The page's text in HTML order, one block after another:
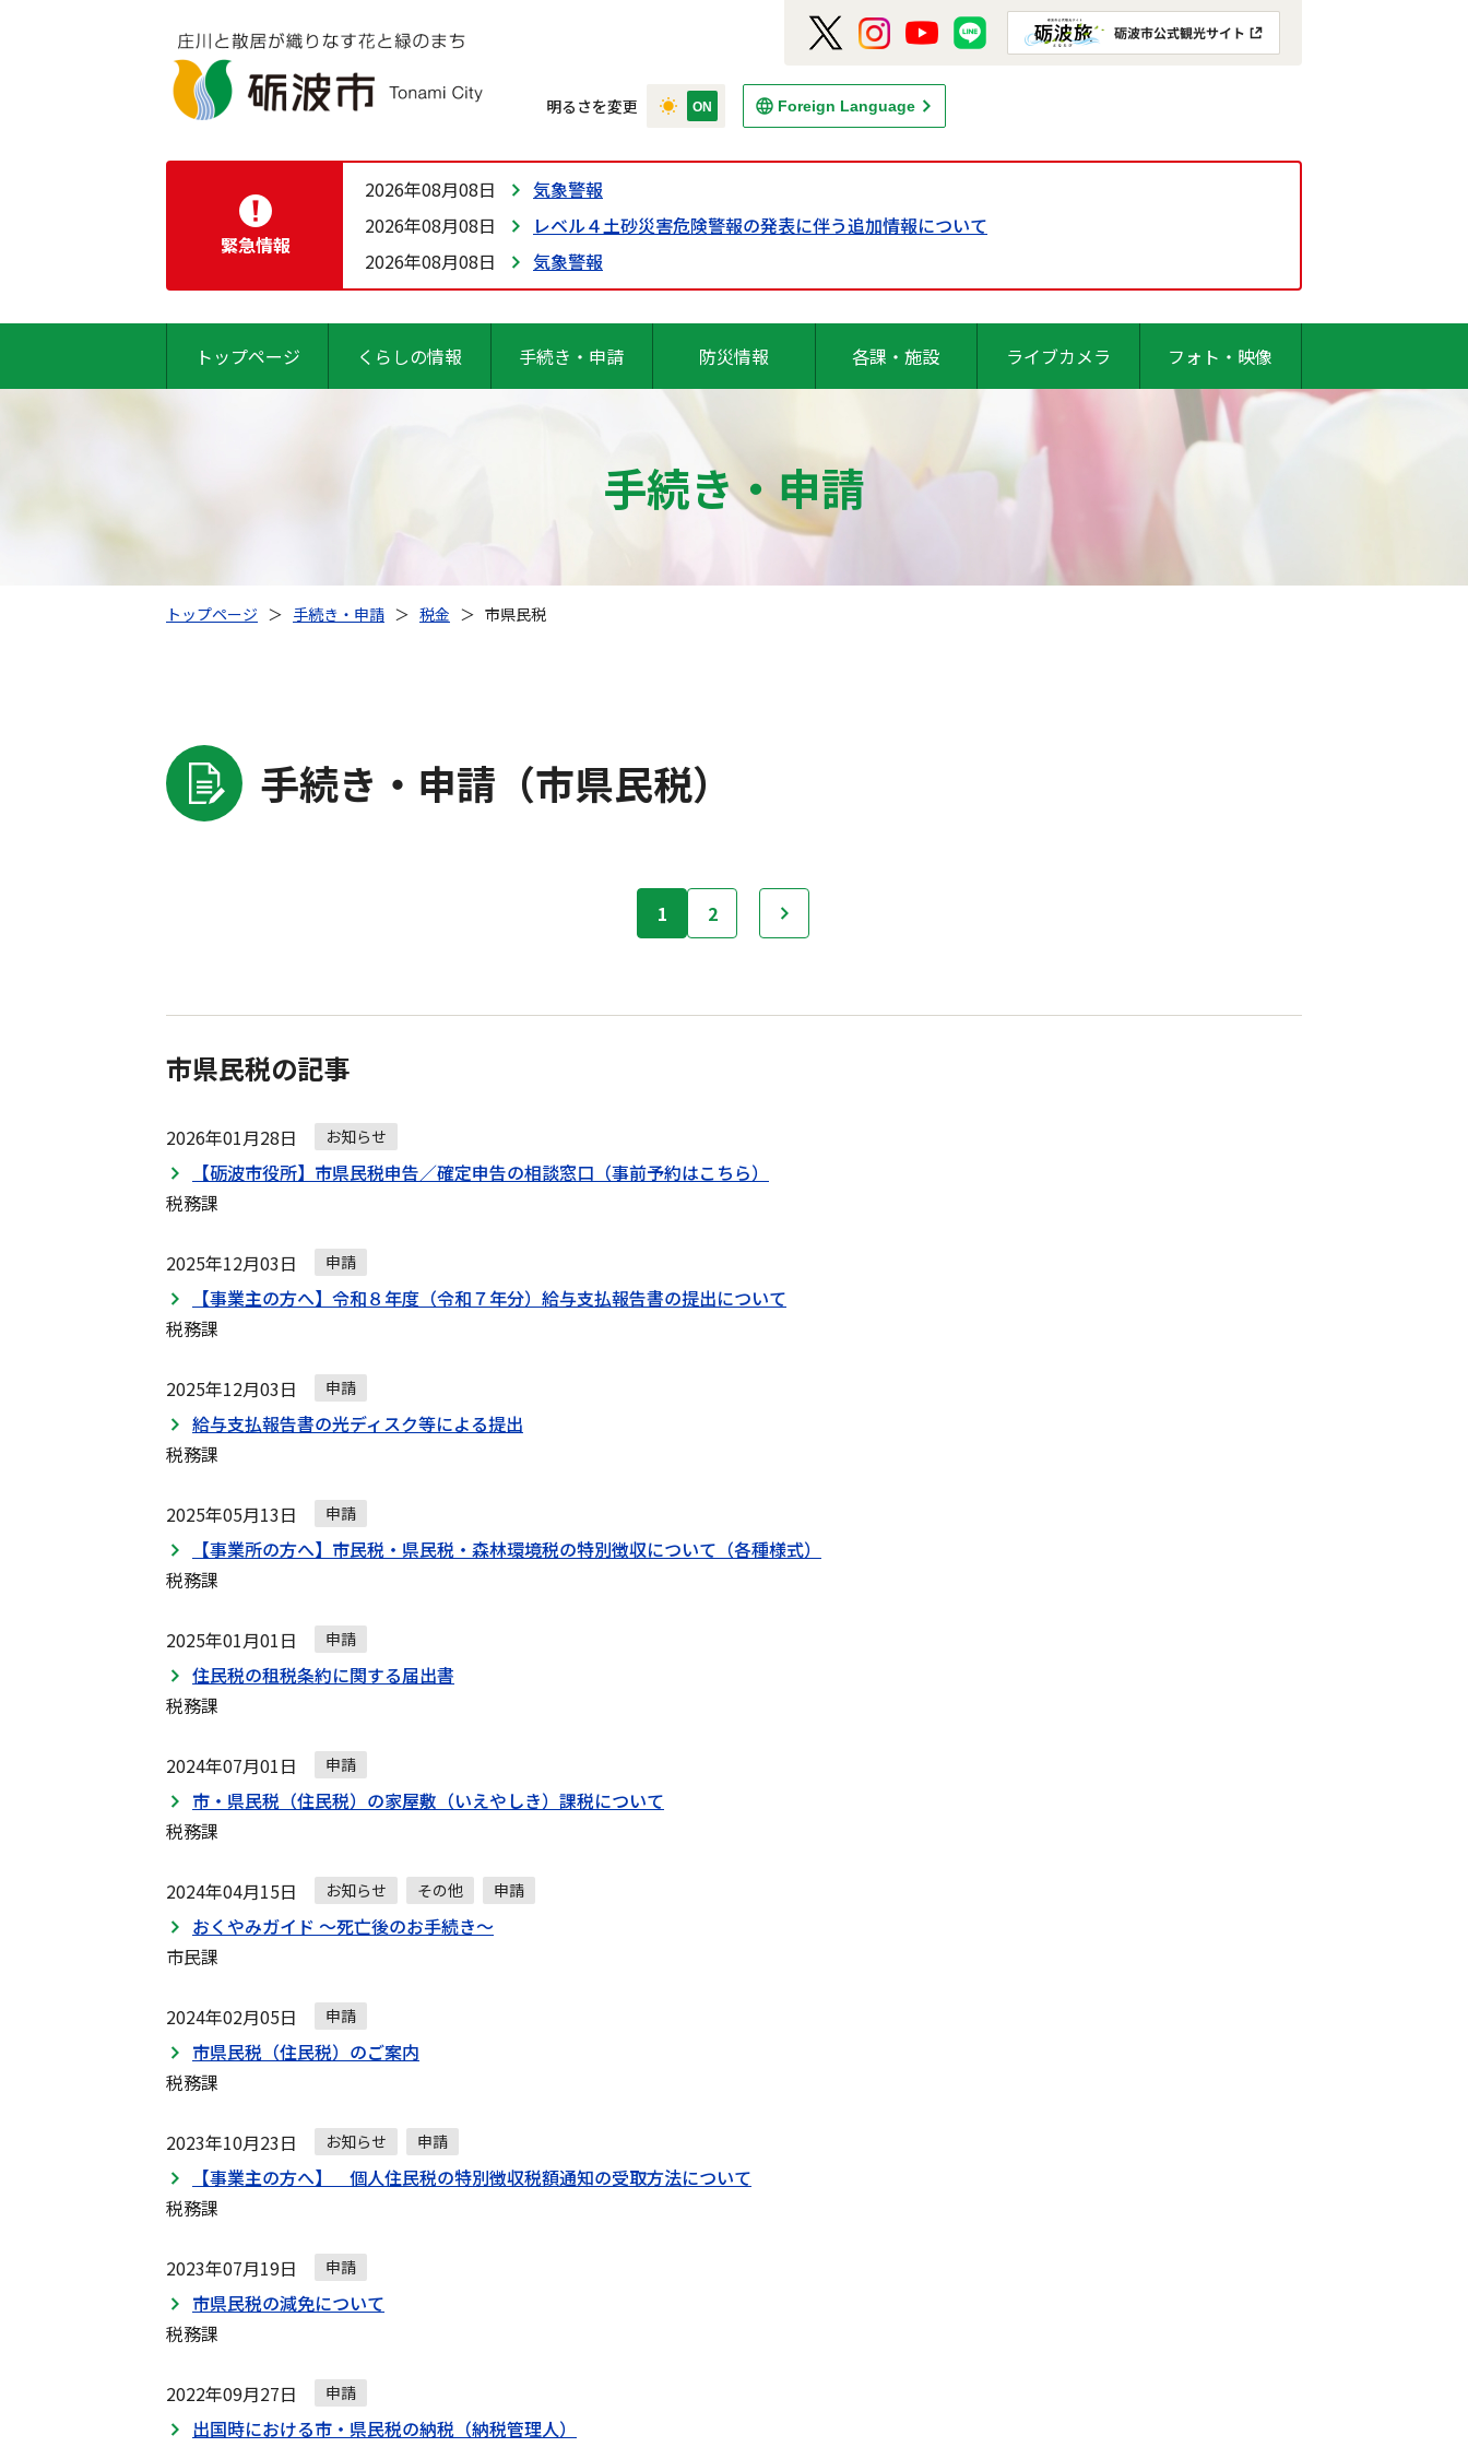
明るさを変更 Foreign Language
緊急情報
2026年08月08日
気象警報
2026年08月08日
レベル４土砂災害危険警報の発表に伴う追加情報について
2026年08月08日
気象警報
トップページ くらしの情報 手続き・申請 防災情報 各課・施設 ライブカメラ フォト・映像
手続き・申請
トップページ ＞ 手続き・申請 ＞ 税金 ＞ 市県民税
手続き・申請（市県民税）
請
ナ
ゲ
ー
シ
ン
1 2
市県民税の記事
2026年01月28日 お知らせ
【砺波市役所】市県民税申告／確定申告の相談窓口（事前予約はこちら）
税務課
2025年12月03日 申請
【事業主の方へ】令和８年度（令和７年分）給与支払報告書の提出について
税務課
2025年12月03日 申請
給与支払報告書の光ディスク等による提出
税務課
2025年05月13日 申請
【事業所の方へ】市民税・県民税・森林環境税の特別徴収について（各種様式）
税務課
2025年01月01日 申請
住民税の租税条約に関する届出書
税務課
2024年07月01日 申請
市・県民税（住民税）の家屋敷（いえやしき）課税について
税務課
2024年04月15日 お知らせ その他 申請
おくやみガイド ～死亡後のお手続き～
市民課
2024年02月05日 申請
市県民税（住民税）のご案内
税務課
2023年10月23日 お知らせ 申請
【事業主の方へ】 個人住民税の特別徴収税額通知の受取方法について
税務課
2023年07月19日 申請
市県民税の減免について
税務課
2022年09月27日 申請
出国時における市・県民税の納税（納税管理人）